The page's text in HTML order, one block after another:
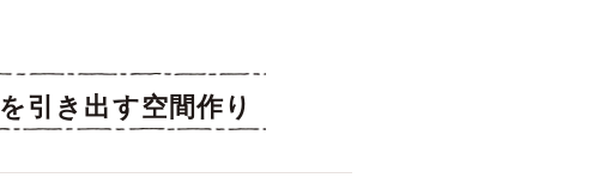
引き出す空間作り